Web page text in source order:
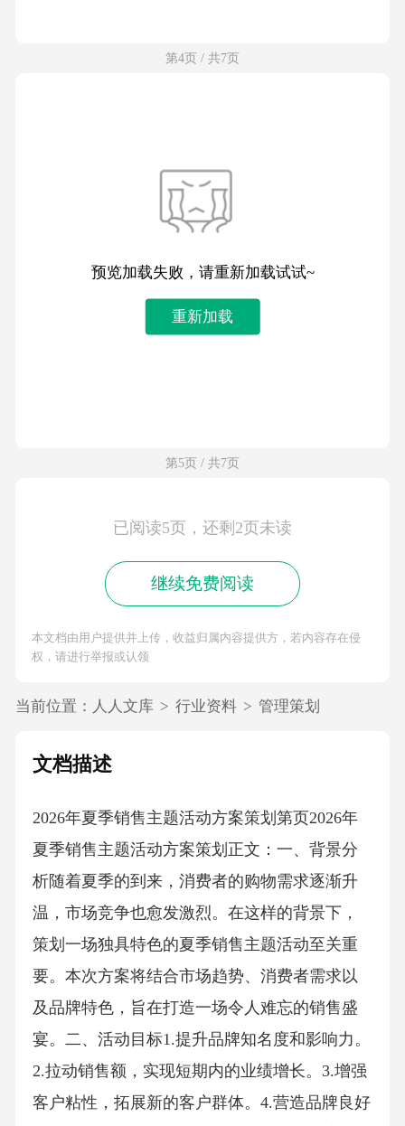
第4页 / 共7页
预览加载失败，请重新加载试试~
重新加载
第5页 / 共7页
已阅读5页，还剩2页未读
继续免费阅读
本文档由用户提供并上传，收益归属内容提供方，若内容存在侵
权，请进行举报或认领
当前位置： 人人文库 > 行业资料 > 管理策划
文档描述
2026年夏季销售主题活动方案策划第页2026年
夏季销售主题活动方案策划正文：一、背景分
析随着夏季的到来，消费者的购物需求逐渐升
温，市场竞争也愈发激烈。在这样的背景下，
策划一场独具特色的夏季销售主题活动至关重
要。本次方案将结合市场趋势、消费者需求以
及品牌特色，旨在打造一场令人难忘的销售盛
宴。二、活动目标1.提升品牌知名度和影响力。
2.拉动销售额，实现短期内的业绩增长。3.增强
客户粘性，拓展新的客户群体。4.营造品牌良好